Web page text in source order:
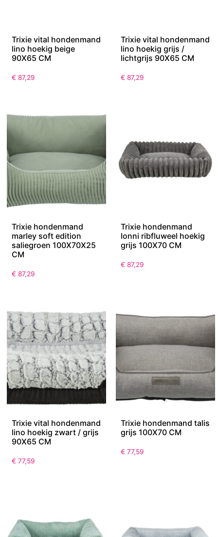
Trixie vital hondenmand
lino hoekig beige
90X65 CM
€ 87,29
Trixie vital hondenmand
lino hoekig grijs /
lichtgrijs 90X65 CM
€ 87,29
Trixie hondenmand
marley soft edition
saliegroen 100X70X25
CM
€ 87,29
Trixie hondenmand
lonni ribfluweel hoekig
grijs 100X70 CM
€ 87,29
Trixie vital hondenmand
lino hoekig zwart / grijs
90X65 CM
€ 77,59
Trixie hondenmand talis
grijs 100X70 CM
€ 77,59